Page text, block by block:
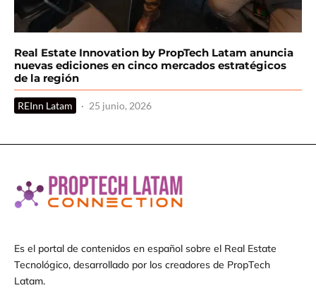
Real Estate Innovation by PropTech Latam anuncia
nuevas ediciones en cinco mercados estratégicos
de la región
REInn Latam · 25 junio, 2026
Es el portal de contenidos en español sobre el Real Estate
Tecnológico, desarrollado por los creadores de PropTech
Latam.